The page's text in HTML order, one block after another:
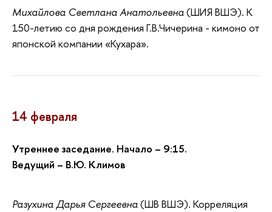
Михайлова Светлана Анатольевна(ШИЯ ВШЭ). К
150-летию со дня рождения Г.В.Чичерина - кимоно от
японской компании «Кухара».
14 февраля
Утреннее заседание. Начало – 9:15.
Ведущий – В.Ю. Климов
Разухина Дарья Сергеевна(ШВ ВШЭ). Корреляция